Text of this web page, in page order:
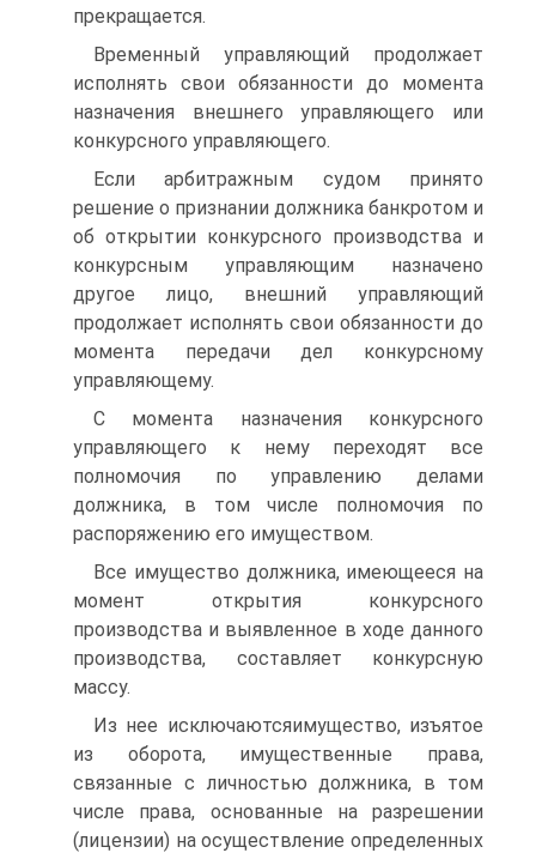
прекращается.
Временный управляющий продолжает
исполнять свои обязанности до момента
назначения внешнего управляющего или
конкурсного управляющего.
Если арбитражным судом принято
решение о признании должника банкротом и
об открытии конкурсного производства и
конкурсным управляющим назначено
другое лицо, внешний управляющий
продолжает исполнять свои обязанности до
момента передачи дел конкурсному
управляющему.
С момента назначения конкурсного
управляющего к нему переходят все
полномочия по управлению делами
должника, в том числе полномочия по
распоряжению его имуществом.
Все имущество должника, имеющееся на
момент открытия конкурсного
производства и выявленное в ходе данного
производства, составляет конкурсную
массу.
Из нее исключаютсяимущество, изъятое
из оборота, имущественные права,
связанные с личностью должника, в том
числе права, основанные на разрешении
(лицензии) на осуществление определенных